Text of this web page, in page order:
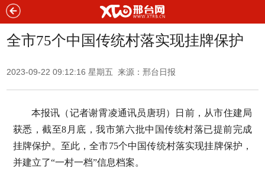
全市75个中国传统村落实现挂牌保护
2023-09-22 09:12:16 星期五 来源：邢台日报
本报讯（记者谢霄凌通讯员唐玥）日前，从市住建局
获悉，截至8月底，我市第六批中国传统村落已提前完成
挂牌保护。至此，全市75个中国传统村落实现挂牌保护，
并建立了“一村一档”信息档案。